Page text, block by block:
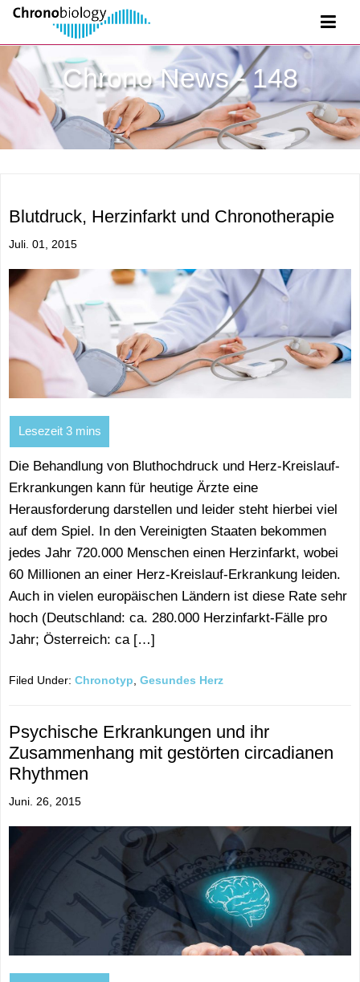
Chrono News - 148
Blutdruck, Herzinfarkt und Chronotherapie
Juli. 01, 2015
Die Behandlung von Bluthochdruck und Herz-Kreislauf-
Erkrankungen kann für heutige Ärzte eine
Herausforderung darstellen und leider steht hierbei viel
auf dem Spiel. In den Vereinigten Staaten bekommen
jedes Jahr 720.000 Menschen einen Herzinfarkt, wobei
60 Millionen an einer Herz-Kreislauf-Erkrankung leiden.
Auch in vielen europäischen Ländern ist diese Rate sehr
hoch (Deutschland: ca. 280.000 Herzinfarkt-Fälle pro
Jahr; Österreich: ca […]
Filed Under: Chronotyp Gesundes Herz
Psychische Erkrankungen und ihr
Zusammenhang mit gestörten circadianen
Rhythmen
Juni. 26, 2015